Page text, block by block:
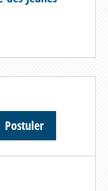
Postuler